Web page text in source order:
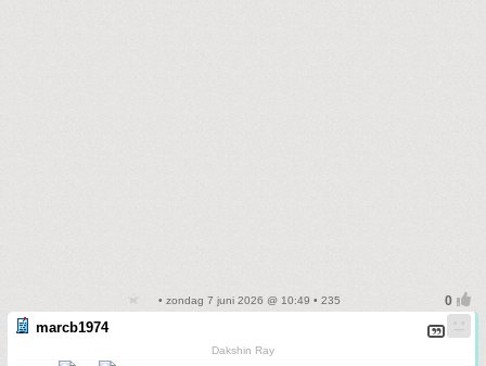
• zondag 7 juni 2026 @ 10:49 • 235
marcb1974
Dakshin Ray